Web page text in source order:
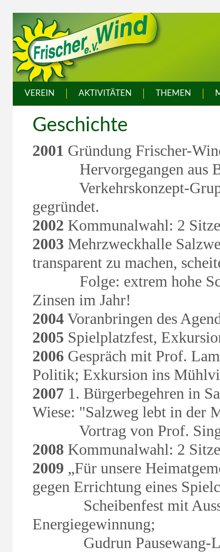
VEREIN AKTIVITÄTEN THEMEN
Geschichte
2001 Gründung Frischer-
Hervorgegangen aus
Verkehrskonzept-
gegründet.
2002 Kommunalwahl: 2
2003 Mehrzweckhalle
transparent zu machen,
Folge: extrem hohe
Zinsen im Jahr!
2004Voranbringen des
2005 Spielplatzfest,
2006 Gespräch mit Prof.
Politik; Exkursion ins
2007 1. Bürgerbegehren in
Wiese: "Salzweg lebt in der
Vortrag von Prof.
2008 Kommunalwahl: 2
2009 „Für unsere
gegen Errichtung eines
Scheibenfest mit
Energiegewinnung;
Gudrun Pausewang-